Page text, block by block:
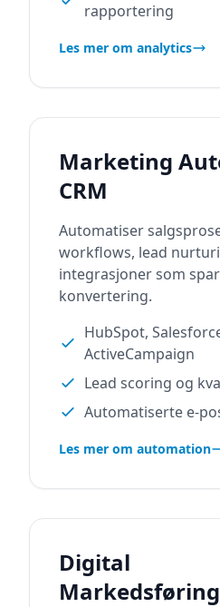
rapportering
Les mer om analytics
Marketing
CRM
Automatiser
workflows, lead
integrasjoner som
konvertering.
HubSpot,
ActiveCampaign
Lead scoring og
Automatiserte e-
Les mer om automation
Digital